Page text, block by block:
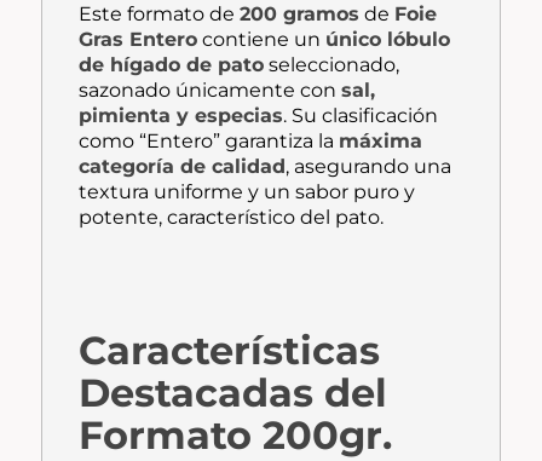
Este formato de200 gramos de Foie
Gras Entero contiene un único lóbulo
de hígado de pato seleccionado,
sazonado únicamente consal,
pimienta y especias. Su clasificación
como “Entero” garantiza la máxima
categoría de calidad, asegurando una
textura uniforme y un sabor puro y
potente, característico del pato.
Características
Destacadas del
Formato 200gr.